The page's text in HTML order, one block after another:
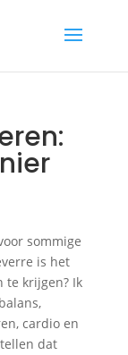
sommige
is het
te krijgen? Ik
cardio en
dat